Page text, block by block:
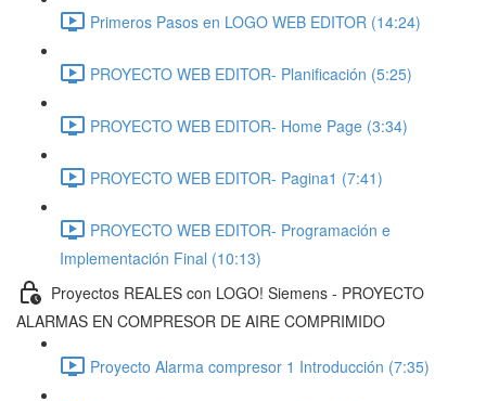
Primeros Pasos en LOGO WEB EDITOR (14:24)
PROYECTO WEB EDITOR- Planificación (5:25)
PROYECTO WEB EDITOR- Home Page (3:34)
PROYECTO WEB EDITOR- Pagina1 (7:41)
PROYECTO WEB EDITOR- Programación e
Implementación Final (10:13)
Proyectos REALES con LOGO! Siemens - PROYECTO
ALARMAS EN COMPRESOR DE AIRE COMPRIMIDO
Proyecto Alarma compresor 1 Introducción (7:35)